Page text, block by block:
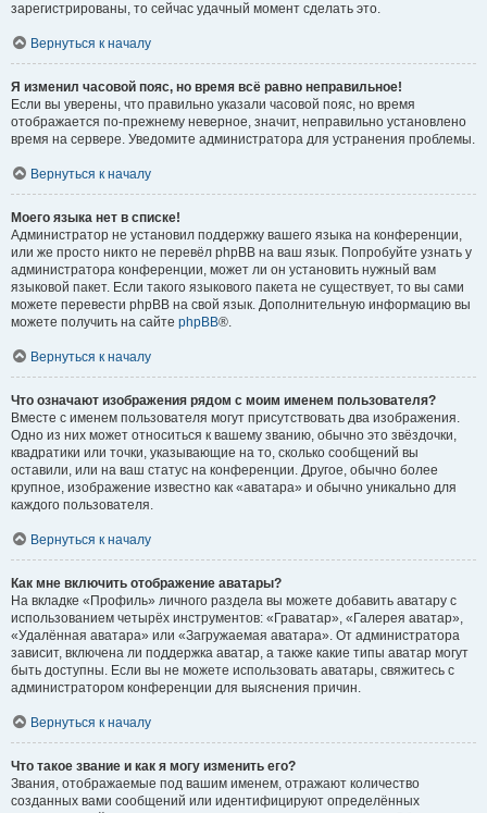
зарегистрированы, то сейчас удачный момент сделать это.
Вернуться к началу
Я изменил часовой пояс, но время всё равно неправильное!
Если вы уверены, что правильно указали часовой пояс, но время
отображается по-прежнему неверное, значит, неправильно установлено
время на сервере. Уведомите администратора для устранения проблемы.
Вернуться к началу
Моего языка нет в списке!
Администратор не установил поддержку вашего языка на конференции,
или же просто никто не перевёл phpBB на ваш язык. Попробуйте узнать у
администратора конференции, может ли он установить нужный вам
языковой пакет. Если такого языкового пакета не существует, то вы сами
можете перевести phpBB на свой язык. Дополнительную информацию вы
можете получить на сайте phpBB®.
Вернуться к началу
Что означают изображения рядом с моим именем пользователя?
Вместе с именем пользователя могут присутствовать два изображения.
Одно из них может относиться к вашему званию, обычно это звёздочки,
квадратики или точки, указывающие на то, сколько сообщений вы
оставили, или на ваш статус на конференции. Другое, обычно более
крупное, изображение известно как «аватара» и обычно уникально для
каждого пользователя.
Вернуться к началу
Как мне включить отображение аватары?
На вкладке «Профиль» личного раздела вы можете добавить аватару с
использованием четырёх инструментов: «Граватар», «Галерея аватар»,
«Удалённая аватара» или «Загружаемая аватара». От администратора
зависит, включена ли поддержка аватар, а также какие типы аватар могут
быть доступны. Если вы не можете использовать аватары, свяжитесь с
администратором конференции для выяснения причин.
Вернуться к началу
Что такое звание и как я могу изменить его?
Звания, отображаемые под вашим именем, отражают количество
созданных вами сообщений или идентифицируют определённых